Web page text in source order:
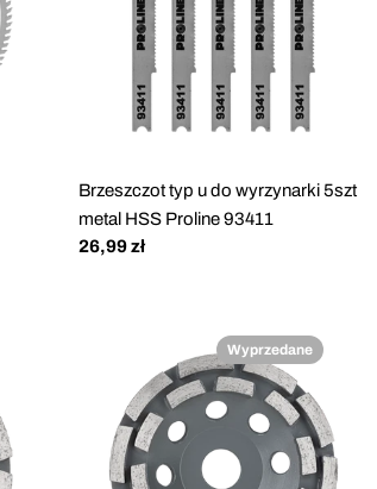
Brzeszczot typ u do wyrzynarki 5szt
metal HSS Proline 93411
Cena
26,99 zł
Wyprzedane